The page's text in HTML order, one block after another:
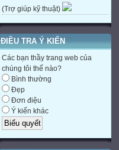
(Trợ giúp kỹ thuật)
ĐIỀU TRA Ý KIẾN
Các bạn thầy trang web của
chúng tôi thế nào?
Bình thường
Đẹp
Đơn điệu
Ý kiến khác